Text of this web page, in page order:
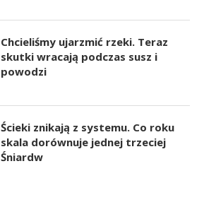
Chcieliśmy ujarzmić rzeki. Teraz
skutki wracają podczas susz i
powodzi
Ścieki znikają z systemu. Co roku
skala dorównuje jednej trzeciej
Śniardw